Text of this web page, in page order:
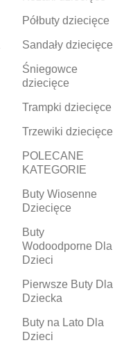
Półbuty dziecięce
Sandały dziecięce
Śniegowce
dziecięce
Trampki dziecięce
Trzewiki dziecięce
POLECANE
KATEGORIE
Buty Wiosenne
Dziecięce
Buty
Wodoodporne Dla
Dzieci
Pierwsze Buty Dla
Dziecka
Buty na Lato Dla
Dzieci